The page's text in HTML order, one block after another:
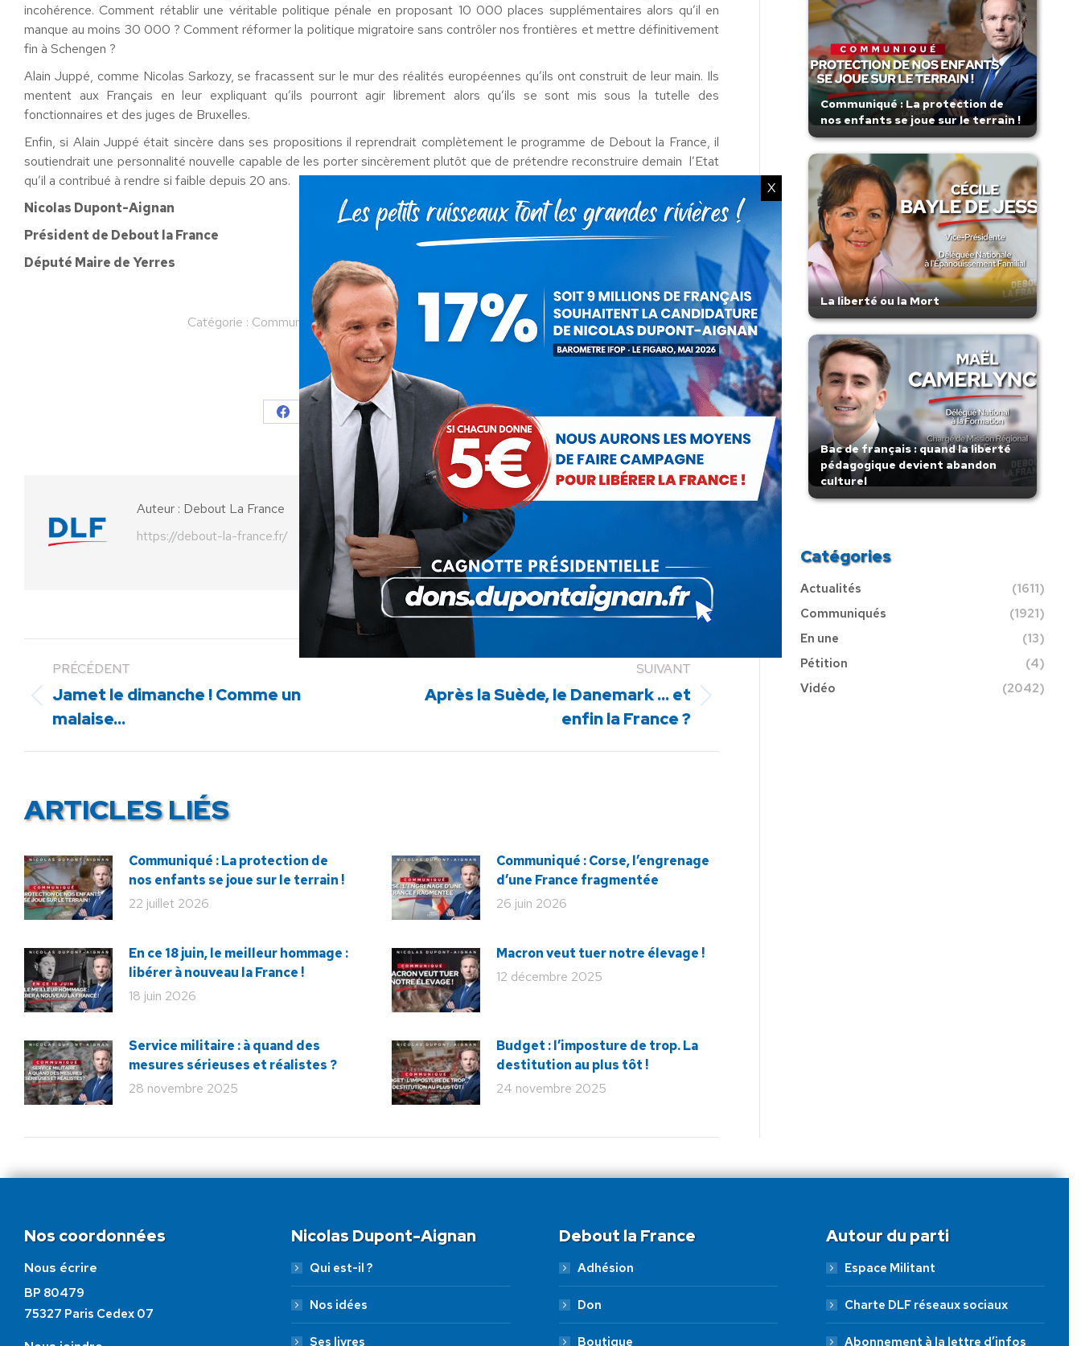
incohérence. Comment rétablir une véritable politique pénale en proposant 10 000 places supplémentaires alors qu’il en
manque au moins 30 000 ? Comment réformer la politique migratoire sans contrôler nos frontières et mettre définitivement
fin à Schengen ?
Alain Juppé, comme Nicolas Sarkozy, se fracassent sur le mur des réalités européennes qu’ils ont construit de leur main. Ils
mentent aux Français en leur expliquant qu’ils pourront agir librement alors qu’ils se sont mis sous la tutelle des
fonctionnaires et des juges de Bruxelles.
Enfin, si Alain Juppé était sincère dans ses propositions il reprendrait complètement le programme de Debout la France, il
soutiendrait une personnalité nouvelle capable de les porter sincèrement plutôt que de prétendre reconstruire demain l’Etat
qu’il a contribué à rendre si faible depuis 20 ans.
Nicolas Dupont-Aignan
Président de Debout la France
Député Maire de Yerres
Catégorie : Communiqués ParDebout La France 3 janvier 2016
Partager cet article
Partager
Facebook
Partager
sur
X
Partager
sur
Pinterest
Partager
LinkedIn
Partager
sur
WhatsApp
Auteur : Debout La France
https://debout-la-france.fr/
PRÉCÉDENT
Article
précédent
Jamet le dimanche ! Comme un
malaise…
SUIVANT
ArticleAprès la Suède, le Danemark … et
enfin la France ?
ARTICLES LIÉS
Communiqué : La protection de
nos enfants se joue sur le terrain !
22 juillet 2026
Communiqué : Corse, l’engrenage
d’une France fragmentée
26 juin 2026
En ce 18 juin, le meilleur hommage :
libérer à nouveau la France !
18 juin 2026
Macron veut tuer notre élevage !
12 décembre 2025
Service militaire : à quand des
mesures sérieuses et réalistes ?
28 novembre 2025
Budget : l’imposture de trop. La
destitution au plus tôt !
24 novembre 2025
Communiqué : La protection de
nos enfants se joue sur le terrain !
La liberté ou la Mort
Bac de français : quand la liberté
pédagogique devient abandon
culturel
Catégories
Actualités
(1611)
Communiqués
(1921)
En une
(13)
Pétition
(4)
Vidéo
(2042)
Nos coordonnées
Nous écrire
BP 80479
75327 Paris Cedex 07
Nicolas Dupont-Aignan
Qui est-il ?
Nos idées
Ses livres
Debout la France
Adhésion
Don
Boutique
Autour du parti
Espace Militant
Charte DLF réseaux sociaux
Abonnement à la lettre d’infos
X